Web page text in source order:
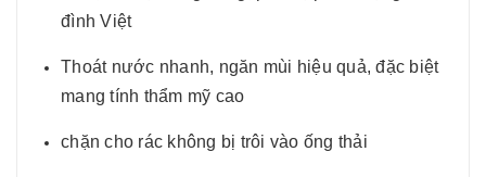
đình Việt
Thoát nước nhanh, ngăn mùi hiệu quả, đặc biệt
mang tính thẩm mỹ cao
chặn cho rác không bị trôi vào ống thải